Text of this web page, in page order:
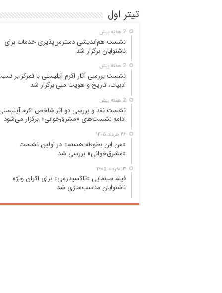
تیتر اول
2 هفته پیش
نشست هم‌اندیشی دسترس‌پذیری خدمات برای
ناشنوایان برگزار شد
2 هفته پیش
نشست بررسی آثار اکرم آیلیسلی با تمرکز بر
ادبیات، تاریخ و هویت ملی برگزار شد
2 هفته پیش
نشست نقد و بررسی دو اثر شاخص اکرم
ادامه نشست‌های «مشرق‌خوانی» برگزار می‌شود
۲۶ خرداد ۱۴۰۵
«من ابن بطوطه هستم» در اولین نشست
«مشرق‌خوانی» بررسی شد
۱۳ خرداد ۱۴۰۵
فیلم سینمایی «تاکسیدرمی» برای اکران ویژه
ناشنوایان مناسب‌سازی شد